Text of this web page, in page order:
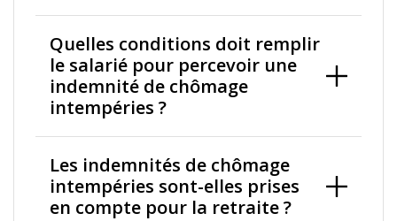
Quelles conditions doit remplir
le salarié pour percevoir une
indemnité de chômage
intempéries ?
Les indemnités de chômage
intempéries sont-elles prises
en compte pour la retraite ?